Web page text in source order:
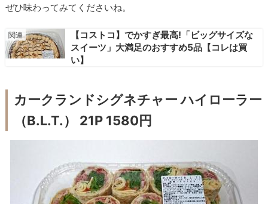
ぜひ味わってみてくださいね。
【コストコ】でかすぎ最高!「ビッグサイズな
スイーツ」大満足のおすすめ5品【コレは買
い】
カークランドシグネチャー ハイローラー
（B.L.T.） 21P 1580円